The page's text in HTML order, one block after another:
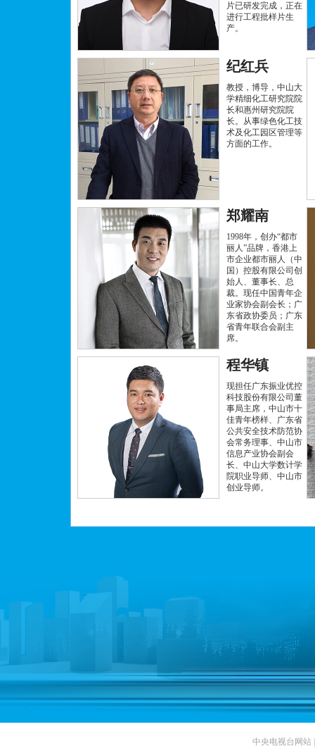
片已研发完成，正在
进行工程批样片生
产。
纪红兵
教授，博导，中山大
学精细化工研究院院
长和惠州研究院院
长。从事绿色化工技
术及化工园区管理等
方面的工作。
郑耀南
1998年，创办“都市
丽人”品牌，香港上
市企业都市丽人（中
国）控股有限公司创
始人、董事长、总
裁。现任中国青年企
业家协会副会长；广
东省政协委员；广东
省青年联合会副主
席。
程华镇
现担任广东振业优控
科技股份有限公司董
事局主席，中山市十
佳青年榜样、广东省
公共安全技术防范协
会常务理事、中山市
信息产业协会副会
长、中山大学数计学
院职业导师、中山市
创业导师。
中央电视台网站